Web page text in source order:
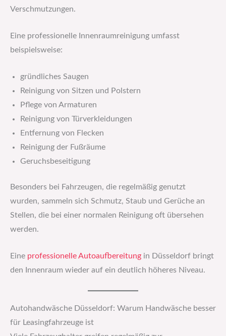
Verschmutzungen.
Eine professionelle Innenraumreinigung umfasst
beispielsweise:
gründliches Saugen
Reinigung von Sitzen und Polstern
Pflege von Armaturen
Reinigung von Türverkleidungen
Entfernung von Flecken
Reinigung der Fußräume
Geruchsbeseitigung
Besonders bei Fahrzeugen, die regelmäßig genutzt
wurden, sammeln sich Schmutz, Staub und Gerüche an
Stellen, die bei einer normalen Reinigung oft übersehen
werden.
Eine professionelle Autoaufbereitung in Düsseldorf bringt
den Innenraum wieder auf ein deutlich höheres Niveau.
Autohandwäsche Düsseldorf: Warum Handwäsche besser
für Leasingfahrzeuge ist